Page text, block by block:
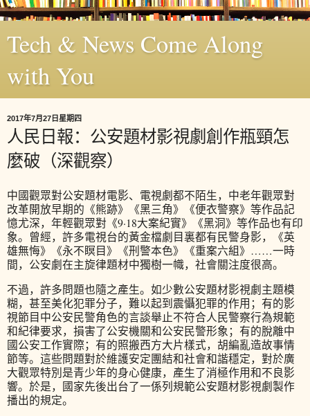
Tech & News Come Along
with You
2017年7月27日星期四
人民日報：公安題材影視劇創作瓶頸怎
麼破（深觀察）
中國觀眾對公安題材電影、電視劇都不陌生，中老年觀眾對
改革開放早期的《熊跡》《黑三角》《便衣警察》等作品記
憶尤深，年輕觀眾對《9·18大案紀實》《黑洞》等作品也有印
象。曾經，許多電視台的黃金檔劇目裏都有民警身影，《英
雄無悔》《永不瞑目》《刑警本色》《重案六組》 ……一時
間，公安劇在主旋律題材中獨樹一幟，社會關注度很高。
不過，許多問題也隨之產生。如少數公安題材影視劇主題模
糊，甚至美化犯罪分子，難以起到震懾犯罪的作用；有的影
視節目中公安民警角色的言談舉止不符合人民警察行為規範
和紀律要求，損害了公安機關和公安民警形象；有的脫離中
國公安工作實際；有的照搬西方大片樣式，胡編亂造故事情
節等。這些問題對於維護安定團結和社會和諧穩定，對於廣
大觀眾特別是青少年的身心健康，產生了消極作用和不良影
響。於是，國家先後出台了一係列規範公安題材影視劇製作
播出的規定。